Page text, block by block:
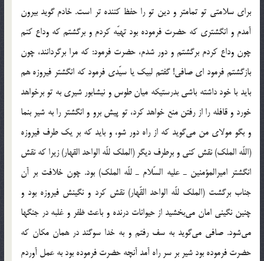
براي سلامتي تو تمامتر و دين تو را حفظ كننده تر است. خادم گويد بيرون
آمدم و انگشتري كه حضرت فرموده بود تهيّه كردم و برگشتم كه وداع كنم
چون وداع كردم برگشتم و دور شدم، حضرت فرمود: كه مرا برگردانند، چون
بازگشتم فرمود اي صافي! گفتم لبيك يا سيّدي فرمود كه انگشتر فيروزه هم
بايد با خود داشته باشي بدرستيكه ميان طوس و نيشابور شيري به تو برخواهد
خورد و قافله را از رفتن منع خواهد كرد، تو پيش برو و انگشتر را به شير بنما
و بگو مولاي من مي‌گويد كه از راه دور شو، و بايد كه بر يك طرف فيروزه
(اللّه الملك) نقش كني و برطرف ديگر (الملك للّه الواحد القهار) زيرا كه نقش
انگشتر اميرالمؤمنين ـ عليه السّلام ـ للّه الملك) بود. چون خلافت بر آن
جناب برگشت (الملك للّه الواحد القّهار) نقش كرد و نگينش فيروزه بود و
چنين نگيني امان مي‌بخشيد از حيوانات درنده و باعث ظفر و غلبه در جنگها
مي‌شود. صافي مي‌گويد به سف رفتم و به خدا سوگند در همان مكان كه
حضرت فرموده بود شير بر سر راه آمد آنچه حضرت فرموده بود به عمل آوردم